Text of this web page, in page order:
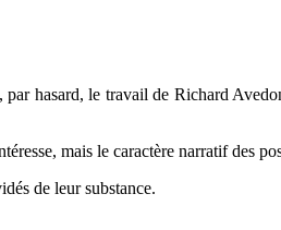
hasard, le travail de Richard
mais le caractère narratif des
de leur substance.